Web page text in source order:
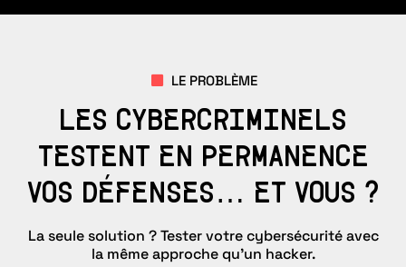
LE PROBLÈME
LES CYBERCRIMINELS
TESTENT EN PERMANENCE
VOS DÉFENSES… ET VOUS ?
La seule solution ? Tester votre cybersécurité avec
la même approche qu’un hacker.